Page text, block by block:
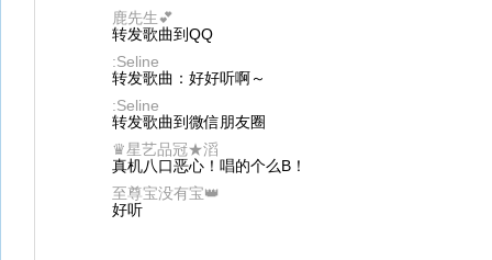
鹿先生💕
转发歌曲到QQ
:Seline
转发歌曲：好好听啊～
:Seline
转发歌曲到微信朋友圈
♛星艺品冠★滔
真机八口恶心！唱的个么B！
至尊宝没有宝👑
好听